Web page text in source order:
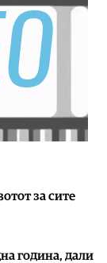
за сите
година, дали